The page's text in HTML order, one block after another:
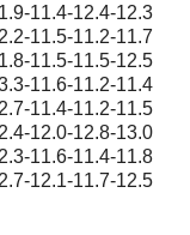
11.4-12.4-12.3
11.5-11.2-11.7
11.5-11.5-12.5
11.6-11.2-11.4
11.4-11.2-11.5
12.0-12.8-13.0
11.6-11.4-11.8
12.1-11.7-12.5